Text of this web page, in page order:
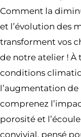
Comment la
et l’évolution des
transforment vos
de notre atelier ! À
conditions
l’augmentation
comprenez
porosité et
convivial, pensé